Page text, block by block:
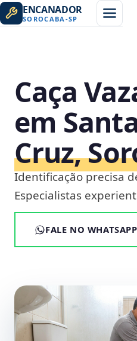
ENCANADOR
SOROCABA -SP
Caça
em
Cruz,
Identificação precisa
Especialistas
FALE NO WHATSAPP